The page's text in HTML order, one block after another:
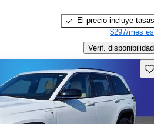
El precio incluye tasas
$297/mes
Verif. disponibilidad